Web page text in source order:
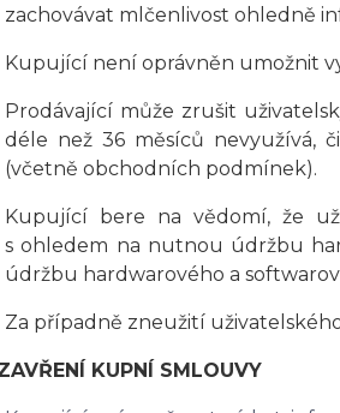
zachovávat mlčenlivost ohledně
Kupující není oprávněn umožnit
Prodávající může zrušit
déle než 36 měsíců nevyužívá,
(včetně obchodních podmínek).
Kupující bere na vědomí, že
s ohledem na nutnou údržbu
údržbu hardwarového a
Za případně zneužití
KUPNÍ SMLOUVY